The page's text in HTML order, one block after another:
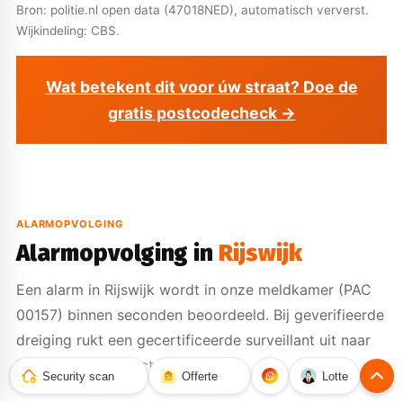
Bron: politie.nl open data (47018NED), automatisch ververst.
Wijkindeling: CBS.
Wat betekent dit voor úw straat? Doe de
gratis postcodecheck →
ALARMOPVOLGING
Alarmopvolging in Rijswijk
Een alarm in Rijswijk wordt in onze meldkamer (PAC
00157) binnen seconden beoordeeld. Bij geverifieerde
dreiging rukt een gecertificeerde surveillant uit naar
het getroffen object.
Security scan Offerte Lotte